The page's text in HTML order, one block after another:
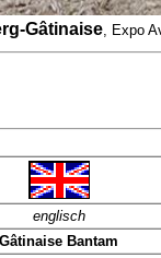
Gâtinaise, Expo
englisch
Gâtinaise Bantam